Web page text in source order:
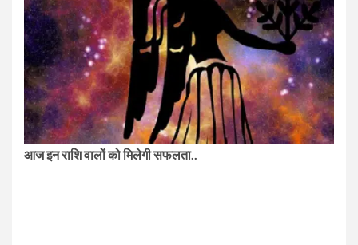
आज इन राशि वालों को मिलेगी सफलता..